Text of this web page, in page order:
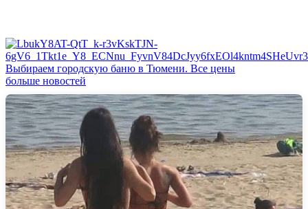
Выбираем городскую баню в Тюмени. Все цены
больше новостей